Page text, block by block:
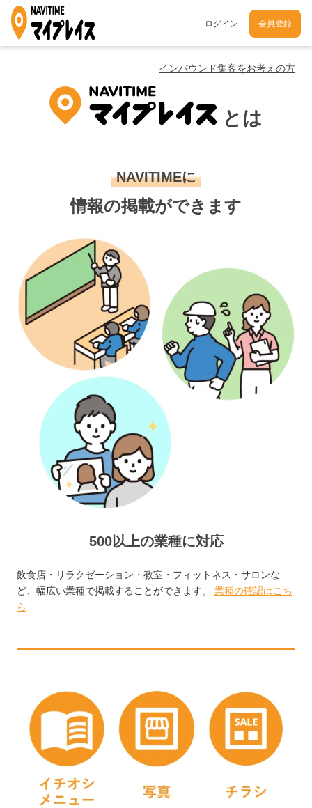
ログイン 会員登録
インバウンド集客をお考えの方
とは
NAVITIMEに
情報の掲載ができます
500以上の業種に対応
飲食店・リラクゼーション・教室・フィットネス・サロンな
ど、幅広い業種で掲載することができます。 業種の確認はこち
ら